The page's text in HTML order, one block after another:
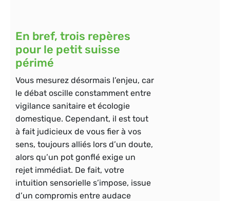
En bref, trois repères
pour le petit suisse
périmé
Vous mesurez désormais l’enjeu, car
le débat oscille constamment entre
vigilance sanitaire et écologie
domestique. Cependant, il est tout
à fait judicieux de vous fier à vos
sens, toujours alliés lors d’un doute,
alors qu’un pot gonflé exige un
rejet immédiat. De fait, votre
intuition sensorielle s’impose, issue
d’un compromis entre audace